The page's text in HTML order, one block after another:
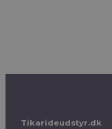
Tikarideudstyr.dk